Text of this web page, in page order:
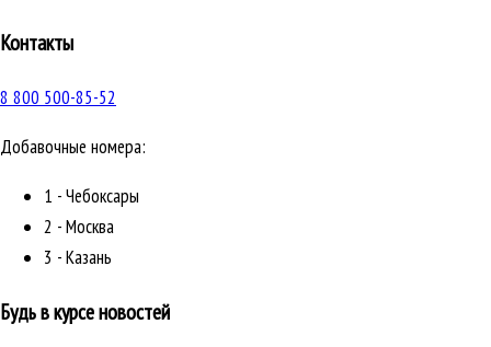
Контакты
8 800 500-85-52
Добавочные номера:
1 - Чебоксары
2 - Москва
3 - Казань
Будь в курсе новостей